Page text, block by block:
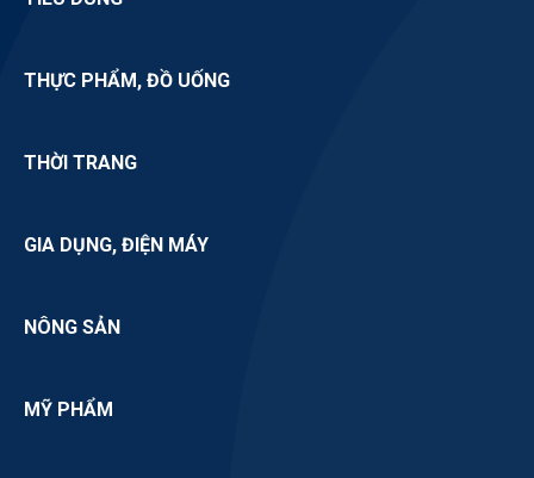
THỰC PHẨM, ĐỒ UỐNG
THỜI TRANG
GIA DỤNG, ĐIỆN MÁY
NÔNG SẢN
MỸ PHẨM